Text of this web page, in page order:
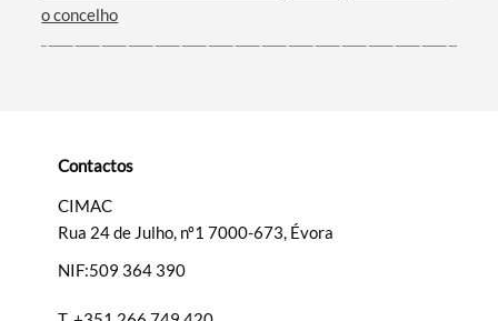
o concelho
Contactos
CIMAC
Rua 24 de Julho, nº1 7000-673, Évora
NIF:509 364 390